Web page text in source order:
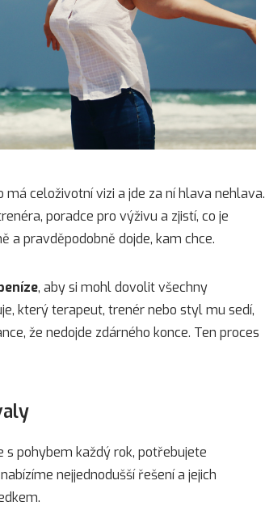
má celoživotní vizi a jde za ní hlava nehlava.
poradce pro výživu a zjistí, co je
a pravděpodobně dojde, kam chce.
, aby si mohl dovolit všechny
který terapeut, trenér nebo styl mu sedí,
že nedojde zdárného konce. Ten proces
s pohybem každý rok, potřebujete
nejjednodušší řešení a jejich